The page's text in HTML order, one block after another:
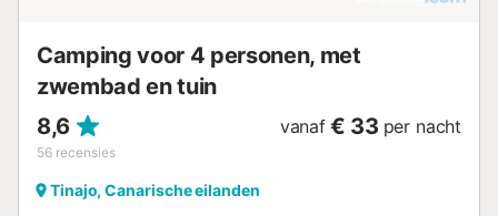
Camping voor 4 personen, met
zwembad en tuin
8,6
56 recensies
vanaf € 33 per nacht
Tinajo, Canarische eilanden